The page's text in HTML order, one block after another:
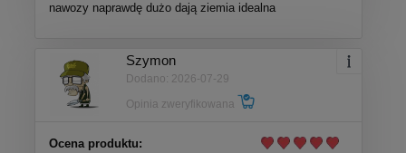
nawozy naprawdę dużo dają ziemia idealna
Szymon
Dodano: 2026-07-29
Opinia zweryfikowana
Ocena produktu: